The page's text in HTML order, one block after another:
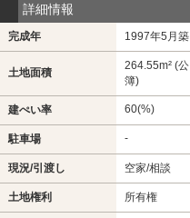
詳細情報
完成年 1997年5月築
土地面積
264.55m² (公
簿)
建ぺい率 60(%)
駐車場 -
現況/引渡し 空家/相談
土地権利 所有権